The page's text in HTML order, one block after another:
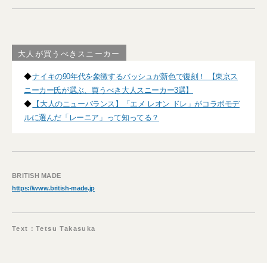
大人が買うべきスニーカー
◆ナイキの90年代を象徴するバッシュが新色で復刻！ 【東京ス
ニーカー氏が選ぶ、買うべき大人スニーカー3選】
◆ 【大人のニューバランス】「エメ レオン ドレ」がコラボモデ
ルに選んだ「レーニア」って知ってる？
BRITISH MADE
https://www.british-made.jp
Text：Tetsu Takasuka